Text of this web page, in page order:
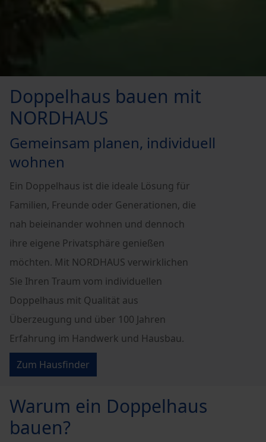
Doppelhaus bauen mit
NORDHAUS
Gemeinsam planen, individuell
wohnen
Ein Doppelhaus ist die ideale Lösung für
Familien, Freunde oder Generationen, die
nah beieinander wohnen und dennoch
ihre eigene Privatsphäre genießen
möchten. Mit NORDHAUS verwirklichen
Sie Ihren Traum vom individuellen
Doppelhaus mit Qualität aus
Überzeugung und über 100 Jahren
Erfahrung im Handwerk und Hausbau.
Zum Hausfinder
Warum ein Doppelhaus
bauen?